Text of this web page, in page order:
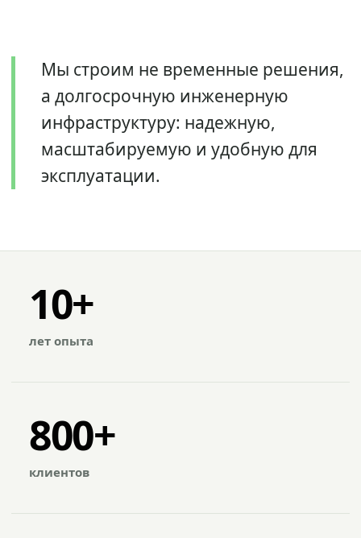
Мы строим не временные решения,
а долгосрочную инженерную
инфраструктуру: надежную,
масштабируемую и удобную для
эксплуатации.
10+
лет опыта
800+
клиентов